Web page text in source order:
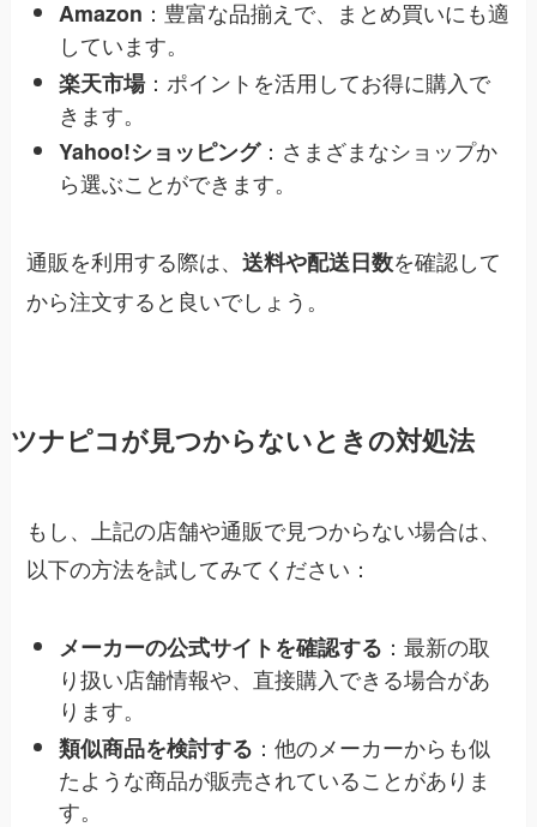
Amazon ：豊富な品揃えで、まとめ買いにも適
しています。
楽天市場：ポイントを活用してお得に購入で
きます。
Yahoo!ショッピング：さまざまなショップか
ら選ぶことができます。
通販を利用する際は、送料や配送日数を確認して
から注文すると良いでしょう。
ツナピコが見つからないときの対処法
もし、上記の店舗や通販で見つからない場合は、
以下の方法を試してみてください：
メーカーの公式サイトを確認する ：最新の取
り扱い店舗情報や、直接購入できる場合があ
ります。
類似商品を検討する ：他のメーカーからも似
たような商品が販売されていることがありま
す。